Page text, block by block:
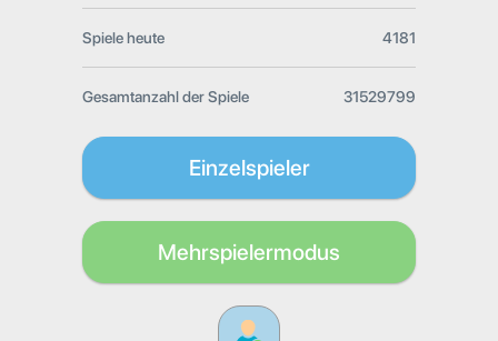
Spiele heute 4181
Gesamtanzahl der Spiele 31529799
Einzelspieler
Mehrspielermodus